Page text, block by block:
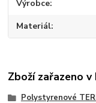
Výrobce
Materiál
Zboží zařazeno
Polystyrenové